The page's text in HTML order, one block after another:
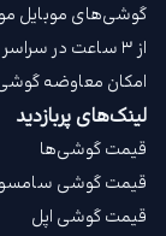
گوشی‌های موبایل
از ۳ ساعت در
امکان معاوضه
لینک‌های پربازدید
قیمت گوشی‌ها
قیمت گوشی
قیمت گوشی اپل